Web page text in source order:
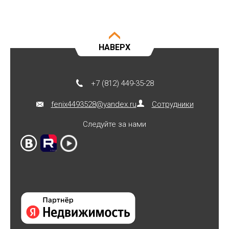
НАВЕРХ
+7 (812) 449-35-28
fenix4493528@yandex.ru Сотрудники
Следуйте за нами